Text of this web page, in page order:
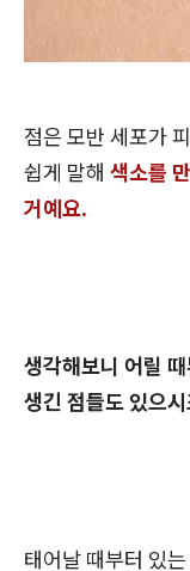
점은 모반 세포가
쉽게 말해 색소를
거예요.
생각해보니 어릴
생긴 점들도 있으
태어날 때부터 있